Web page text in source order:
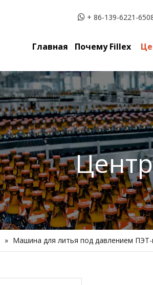
 + 86-139-6221-
Главная Почему Fillex
» Машина для литья под давлением